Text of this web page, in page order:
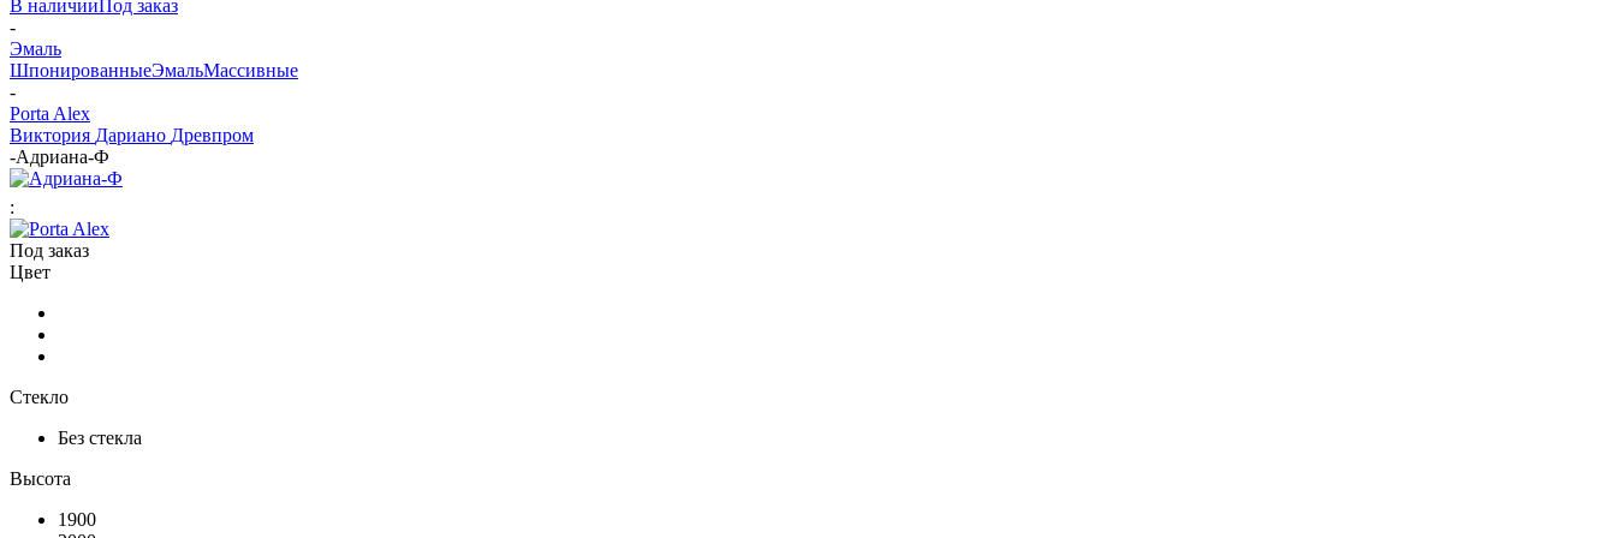
В наличииПод заказ
-
Эмаль
ШпонированныеЭмальМассивные
-
Porta Alex
Виктория Дариано Древпром
-Адриана-Ф
:
Под заказ
Цвет
Стекло
Без стекла
Высота
1900